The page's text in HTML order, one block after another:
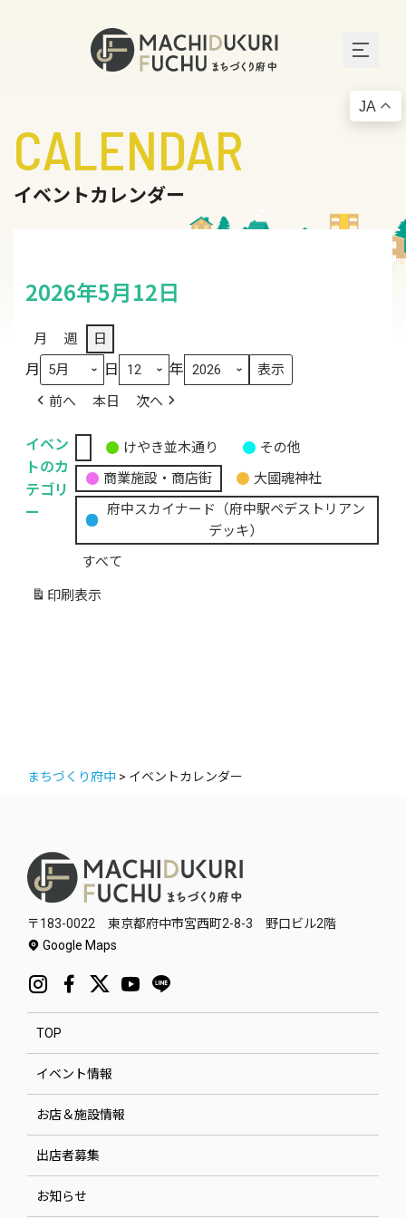
CALENDAR
イベントカレンダー
2026年5月12日
月 週 日
月 日 年
前へ 本日 次へ
イベン
トのカ
テゴリ
ー
無
題
の
カ
テ
ゴ
リ
けやき並木通り
その他
商業施設・商店街
大國魂神社
府中スカイナード（府中駅ペデストリアン
デッキ）
すべて
印刷 表示
まちづくり府中 > イベントカレンダー
〒183-0022 東京都府中市宮西町2-8-3 野口ビル2階
Google Maps
TOP
イベント情報
お店＆施設情報
出店者募集
お知らせ
JA